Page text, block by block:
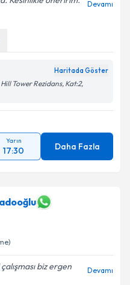
Devamı
Haritada Göster
Tower Rezidans, Kat:2,
Yarın
17:30 Daha Fazla
biz ergen
Devamı